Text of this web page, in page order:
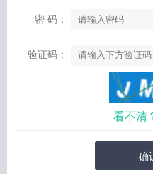
密 码：
验证码：
看不清
确